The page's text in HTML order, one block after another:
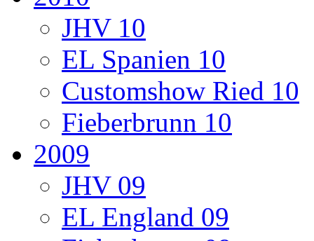
JHV 10
EL Spanien 10
Customshow Ried 10
Fieberbrunn 10
2009
JHV 09
EL England 09